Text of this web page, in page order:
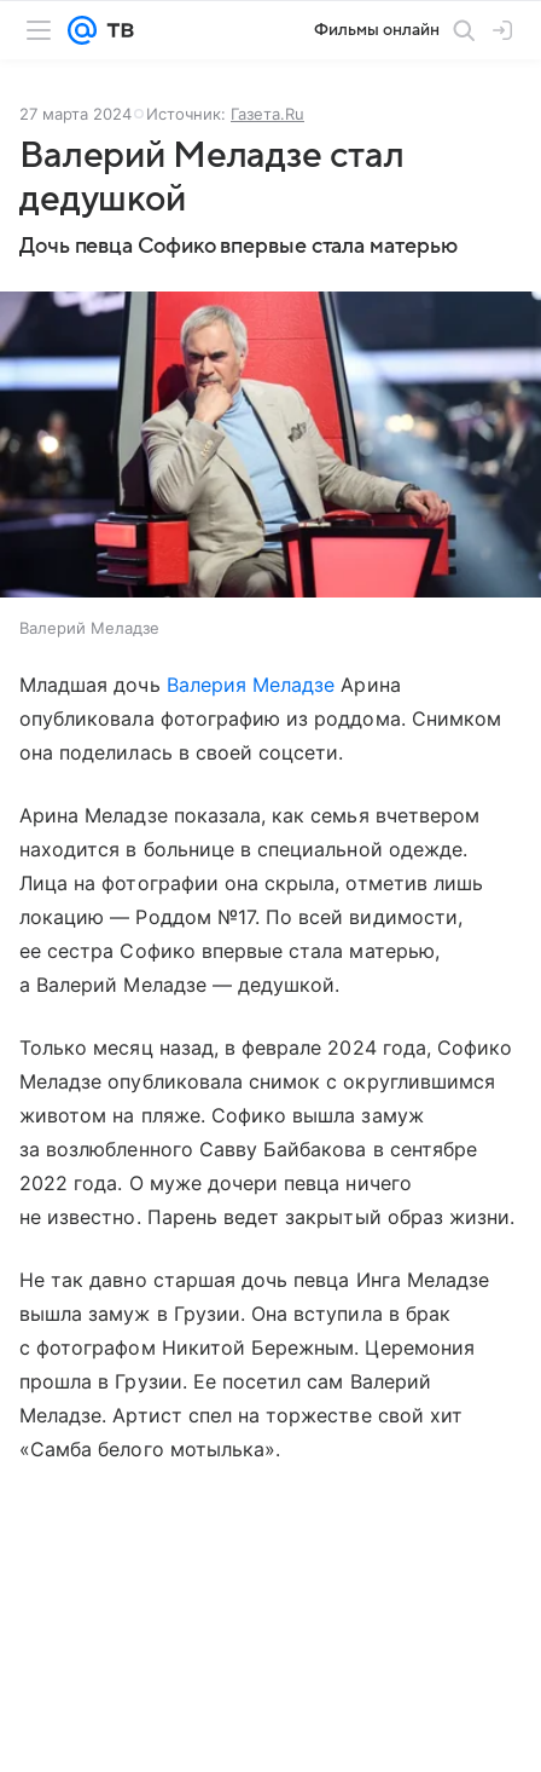
Фильмы онлайн
27 марта 2024 Источник: Газета.Ru
Валерий Меладзе стал
дедушкой
Дочь певца Софико впервые стала матерью
Валерий Меладзе
Младшая дочь Валерия Меладзе Арина
опубликовала фотографию из роддома. Снимком
она поделилась в своей соцсети.
Арина Меладзе показала, как семья вчетвером
находится в больнице в специальной одежде.
Лица на фотографии она скрыла, отметив лишь
локацию — Роддом №17. По всей видимости,
ее сестра Софико впервые стала матерью,
а Валерий Меладзе — дедушкой.
Только месяц назад, в феврале 2024 года, Софико
Меладзе опубликовала снимок с округлившимся
животом на пляже. Софико вышла замуж
за возлюбленного Савву Байбакова в сентябре
2022 года. О муже дочери певца ничего
не известно. Парень ведет закрытый образ жизни.
Не так давно старшая дочь певца Инга Меладзе
вышла замуж в Грузии. Она вступила в брак
с фотографом Никитой Бережным. Церемония
прошла в Грузии. Ее посетил сам Валерий
Меладзе. Артист спел на торжестве свой хит
«Самба белого мотылька».